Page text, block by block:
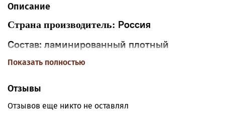
Описание
Страна производитель: Россия
Состав: ламинированный плотный
подаче тортов и кондитерских изделий.
Показать полностью
Отзывы
Отзывов еще никто не оставлял